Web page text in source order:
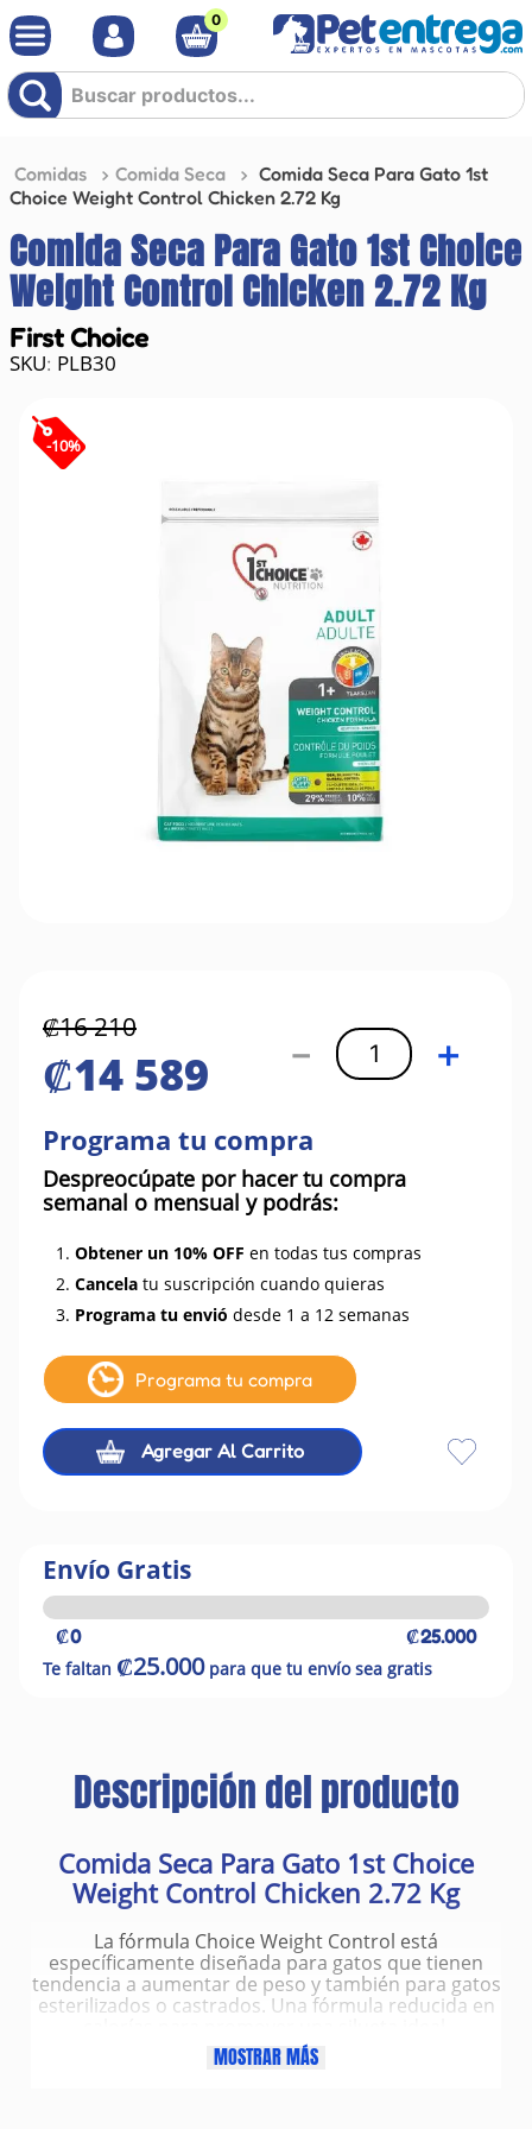
0
Buscar productos...
Comidas Comida Seca
Comida Seca Para Gato 1st
Choice Weight Control Chicken 2.72 Kg
Comida Seca Para Gato 1st Choice
Weight Control Chicken 2.72 Kg
First Choice
: PLB30
-10%
₡16210
₡14 589 ＋
－
Programa tu compra
Despreocúpate por hacer tu compra
semanal o mensual y podrás:
1. Obtener un 10% OFF en todas tus compras
2. Cancela tu suscripción cuando quieras
3. Programa tu envió desde 1 a 12 semanas
Programa tu compra
Agregar Al Carrito
Envío Gratis
₡0 ₡25.000
Te faltan ₡25.000para que tu envío sea gratis
Descripción del producto
Comida Seca Para Gato 1st Choice
Weight Control Chicken 2.72 Kg
La fórmula Choice Weight Control está
específicamente diseñada para gatos que tienen
tendencia a aumentar de peso y también para gatos
esterilizados o castrados. Una fórmula reducida en
MOSTRAR MÁS